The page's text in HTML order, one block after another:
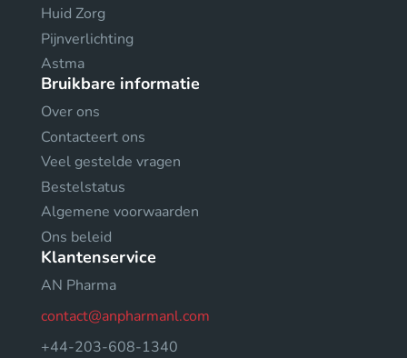
Huid Zorg
Pijnverlichting
Astma
Bruikbare informatie
Over ons
Contacteert ons
Veel gestelde vragen
Bestelstatus
Algemene voorwaarden
Ons beleid
Klantenservice
AN Pharma
contact@anpharmanl.com
+44-203-608-1340